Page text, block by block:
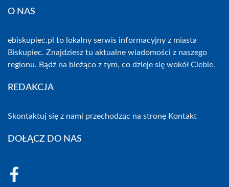
O NAS
ebiskupiec.pl to lokalny serwis informacyjny z miasta
Biskupiec. Znajdziesz tu aktualne wiadomości z naszego
regionu. Bądź na bieżąco z tym, co dzieje się wokół Ciebie.
REDAKCJA
Skontaktuj się z nami przechodząc na stronę Kontakt
DOŁĄCZ DO NAS